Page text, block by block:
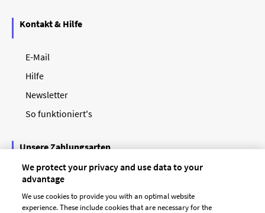
Kontakt & Hilfe
E-Mail
Hilfe
Newsletter
So funktioniert's
Unsere Zahlungsarten
We protect your privacy and use data to your
advantage
We use cookies to provide you with an optimal website
experience. These include cookies that are necessary for the